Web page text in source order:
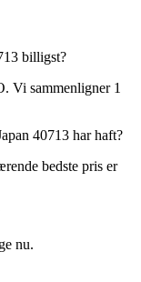
billigst?
Vi sammenligner 1
40713 har haft?
bedste pris er
nu.